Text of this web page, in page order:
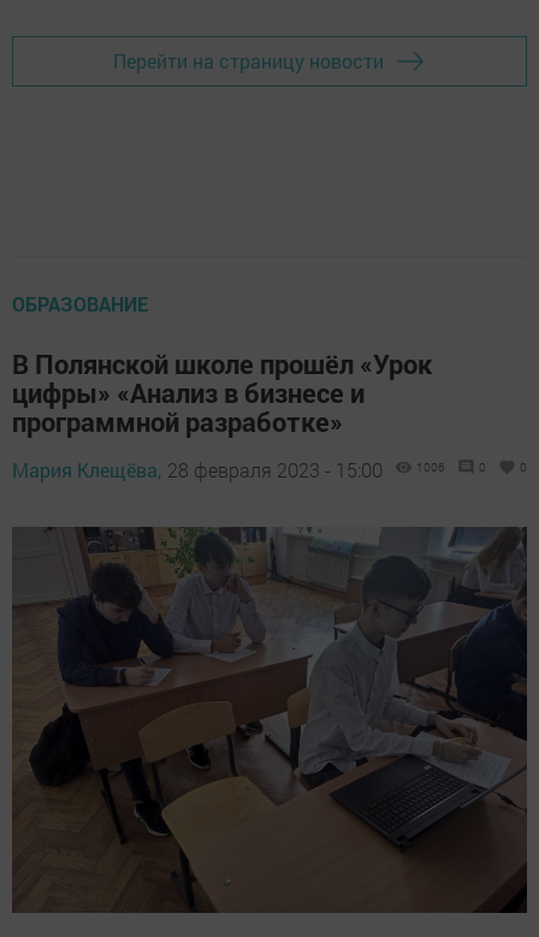
Перейти на страницу новости
ОБРАЗОВАНИЕ
В Полянской школе прошёл «Урок
цифры» «Анализ в бизнесе и
программной разработке»
Мария Клещёва, 28 февраля 2023 - 15:00 1006 0 0